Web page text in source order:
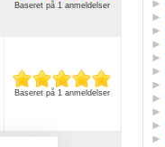
Baseret på 1 anmeldelser
Baseret på 1 anmeldelser